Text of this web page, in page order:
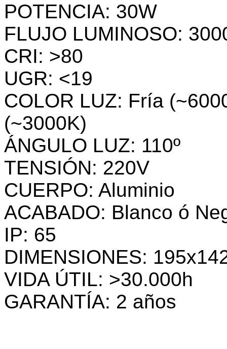
POTENCIA: 30W
FLUJO LUMINOSO:
CRI: >80
UGR: <19
COLOR LUZ: Fría
(~3000K)
ÁNGULO LUZ: 110º
TENSIÓN: 220V
CUERPO: Aluminio
ACABADO: Blanco ó
IP: 65
DIMENSIONES:
VIDA ÚTIL: >30.000h
GARANTÍA: 2 años